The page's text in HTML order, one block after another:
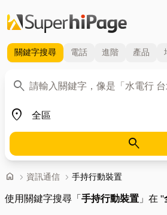
關鍵字搜尋 電話 進階 產品
search
關鍵字
place
地區
search
home 首頁
chevron_right 資訊通信 chevron_right 手持行動裝置
使用關鍵字搜尋「手持行動裝置」在 "